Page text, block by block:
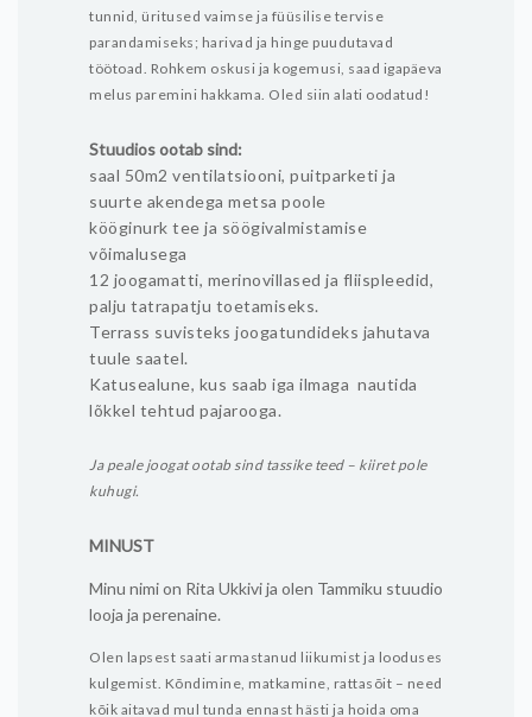
tunnid, üritused vaimse ja füüsilise tervise
parandamiseks; harivad ja hinge puudutavad
töötoad. Rohkem oskusi ja kogemusi, saad igapäeva
melus paremini hakkama. Oled siin alati oodatud!
Stuudios ootab sind:
saal 50m2 ventilatsiooni, puitparketi ja
suurte akendega metsa poole
kööginurk tee ja söögivalmistamise
võimalusega
12 joogamatti, merinovillased ja fliispleedid,
palju tatrapatju toetamiseks.
Terrass suvisteks joogatundideks jahutava
tuule saatel.
Katusealune, kus saab iga ilmaga nautida
lõkkel tehtud pajarooga.
Ja peale joogat ootab sind tassike teed – kiiret pole
kuhugi.
MINUST
Minu nimi on Rita Ukkivi ja olen Tammiku stuudio
looja ja perenaine.
Olen lapsest saati armastanud liikumist ja looduses
kulgemist. Kõndimine, matkamine, rattasõit – need
kõik aitavad mul tunda ennast hästi ja hoida oma